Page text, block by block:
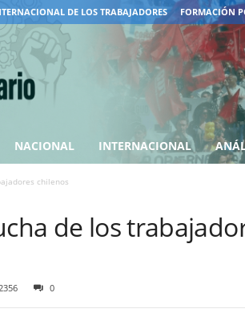
DE LOS TRABAJADORES FORMACIÓN
NACIONAL INTERNACIONAL
chilenos
de los
0